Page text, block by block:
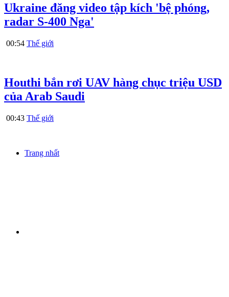
Ukraine đăng video tập kích 'bệ phóng,
radar S-400 Nga'
00:54 Thế giới
Houthi bắn rơi UAV hàng chục triệu USD
của Arab Saudi
00:43 Thế giới
Trang nhất